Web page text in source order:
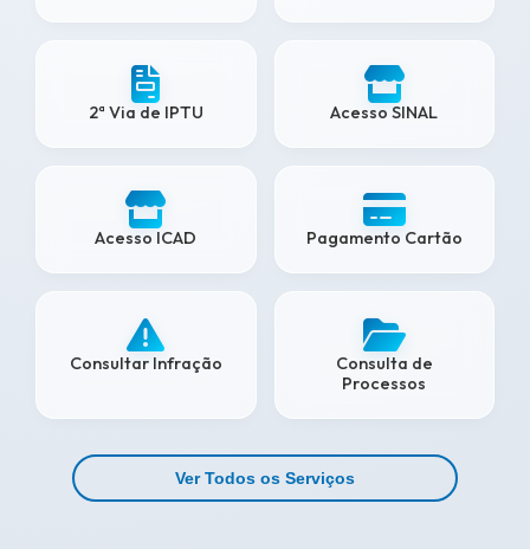
2ª Via de IPTU Acesso SINAL
Acesso ICAD Pagamento Cartão
Consultar Infração
Consulta de
Processos
Ver Todos os Serviços